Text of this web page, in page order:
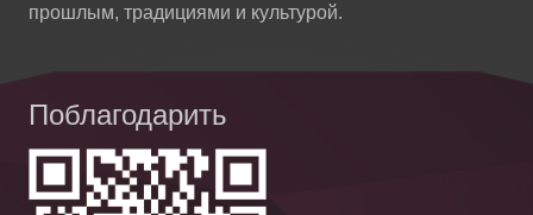
прошлым, традициями и культурой.
Поблагодарить